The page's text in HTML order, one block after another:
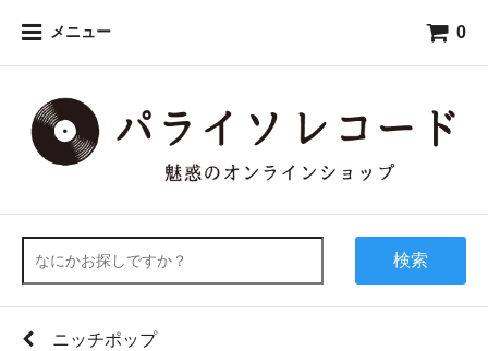
メニュー 0
検索
ニッチポップ